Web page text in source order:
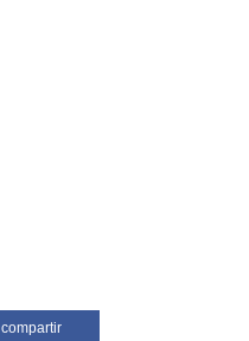
compartir